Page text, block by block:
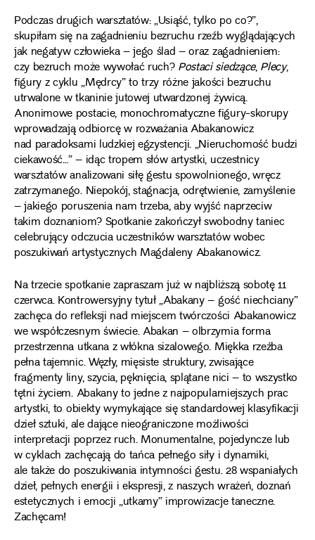
Podczas drugich warsztatów: „Usiąść, tylko po co?”,
skupiłam się na zagadnieniu bezruchu rzeźb wyglądających
jak negatyw człowieka – jego ślad – oraz zagadnieniem:
czy bezruch może wywołać ruch?Postaci siedzące,Plecy,
figury z cyklu „Mędrcy” to trzy różne jakości bezruchu
utrwalone w tkaninie jutowej utwardzonej żywicą.
Anonimowe postacie, monochromatyczne figury-skorupy
wprowadzają odbiorcę w rozważania Abakanowicz
nad paradoksami ludzkiej egzystencji. „Nieruchomość budzi
ciekawość…” – idąc tropem słów artystki, uczestnicy
warsztatów analizowani siłę gestu spowolnionego, wręcz
zatrzymanego. Niepokój, stagnacja, odrętwienie, zamyślenie
– jakiego poruszenia nam trzeba, aby wyjść naprzeciw
takim doznaniom? Spotkanie zakończył swobodny taniec
celebrujący odczucia uczestników warsztatów wobec
poszukiwań artystycznych Magdaleny Abakanowicz.
Na trzecie spotkanie zapraszam już w najbliższą sobotę 11
czerwca. Kontrowersyjny tytuł „Abakany – gość niechciany”
zachęca do refleksji nad miejscem twórczości Abakanowicz
we współczesnym świecie. Abakan – olbrzymia forma
przestrzenna utkana z włókna sizalowego. Miękka rzeźba
pełna tajemnic. Węzły, mięsiste struktury, zwisające
fragmenty liny, szycia, pęknięcia, splątane nici – to wszystko
tętni życiem. Abakany to jedne z najpopularniejszych prac
artystki, to obiekty wymykające się standardowej klasyfikacji
dzieł sztuki, ale dające nieograniczone możliwości
interpretacji poprzez ruch. Monumentalne, pojedyncze lub
w cyklach zachęcają do tańca pełnego siły i dynamiki,
ale także do poszukiwania intymności gestu. 28 wspaniałych
dzieł, pełnych energii i ekspresji, z naszych wrażeń, doznań
estetycznych i emocji „utkamy” improwizacje taneczne.
Zachęcam!